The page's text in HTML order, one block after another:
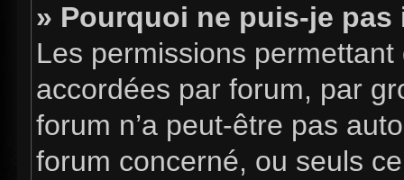
» Pourquoi ne puis-je
Les permissions
accordées par forum, par
forum n’a peut-être pas
forum concerné, ou seuls